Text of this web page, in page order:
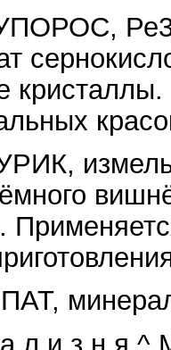
и з н я